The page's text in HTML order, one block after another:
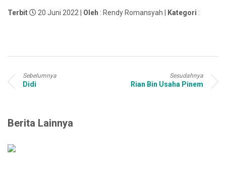
Terbit 20 Juni 2022 | Oleh : Rendy Romansyah | Kategori :
Sebelumnya
Didi
Sesudahnya
Rian Bin Usaha Pinem
Berita Lainnya